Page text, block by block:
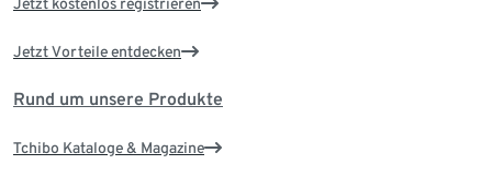
Jetzt kostenlos registrieren
Jetzt Vorteile entdecken
Rund um unsere Produkte
Tchibo Kataloge & Magazine